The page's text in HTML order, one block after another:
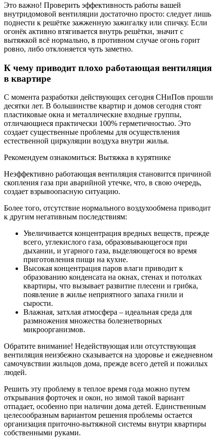
Это важно! Проверить эффективность работы вашей
внутридомовой вентиляции достаточно просто: следует лишь
поднести к решётке зажженную зажигалку или спичку. Если
огонёк активно втягивается внутрь решётки, значит с
вытяжкой всё нормально, в противном случае огонь горит
ровно, либо отклоняется чуть заметно.
К чему приводит плохо работающая вентиляция
в квартире
С момента разработки действующих сегодня СНиПов прошли
десятки лет. В большинстве квартир и домов сегодня стоят
пластиковые окна и металлические входные группы,
отличающиеся практически 100% герметичностью. Это
создает существенные проблемы для осуществления
естественной циркуляции воздуха внутри жилья.
Рекомендуем ознакомиться: Вытяжка в курятнике
Неэффективно работающая вентиляция становится причиной
скопления газа при аварийной утечке, что, в свою очередь,
создает взрывоопасную ситуацию.
Более того, отсутствие нормального воздухообмена приводит
к другим негативным последствиям:
Увеличивается концентрация вредных веществ, прежде
всего, углекислого газа, образовывающегося при
дыхании, и угарного газа, выделяющегося во время
приготовления пищи на кухне.
Высокая концентрация паров влаги приводит к
образованию конденсата на окнах, стенах и потолках
квартиры, что вызывает развитие плесени и грибка,
появление в жилье неприятного запаха гнили и
сырости.
Влажная, затхлая атмосфера – идеальная среда для
размножения множества болезнетворных
микроорганизмов.
Обратите внимание! Недействующая или отсутствующая
вентиляция неизбежно сказывается на здоровье и ежедневном
самочувствии жильцов дома, прежде всего детей и пожилых
людей.
Решить эту проблему в теплое время года можно путем
открывания форточек и окон, но зимой такой вариант
отпадает, особенно при наличии дома детей. Единственным
целесообразным вариантом решения проблемы остается
организация приточно-вытяжной системы внутри квартиры
собственными руками.